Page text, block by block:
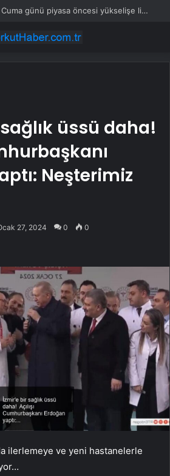
Beş kazanan hisse Cuma günü piyasa öncesi yükselişe liderlik etti
üssü daha!
Neşterimiz
27, 2024 0 0
ilerlemeye ve yeni hastanelerle